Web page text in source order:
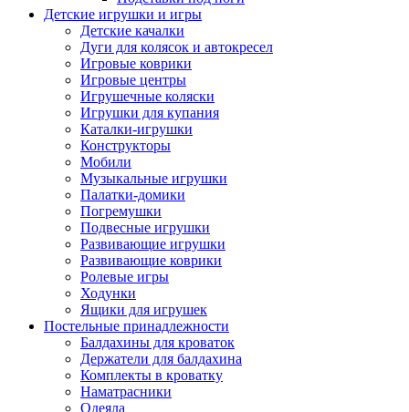
Детские игрушки и игры
Детские качалки
Дуги для колясок и автокресел
Игровые коврики
Игровые центры
Игрушечные коляски
Игрушки для купания
Каталки-игрушки
Конструкторы
Мобили
Музыкальные игрушки
Палатки-домики
Погремушки
Подвесные игрушки
Развивающие игрушки
Развивающие коврики
Ролевые игры
Ходунки
Ящики для игрушек
Постельные принадлежности
Балдахины для кроваток
Держатели для балдахина
Комплекты в кроватку
Наматрасники
Одеяла